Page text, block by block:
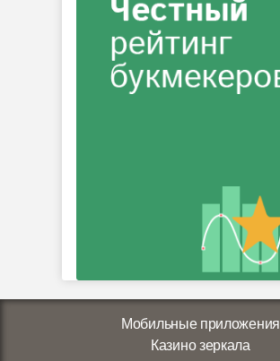
Мобильные приложения
Казино зеркала